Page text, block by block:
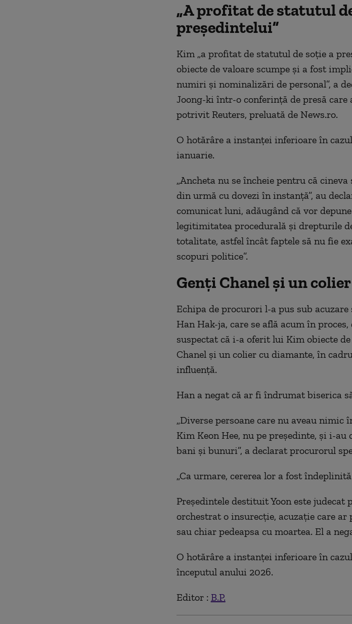
„A profitat de statutul
preşedintelui”
Kim „a profitat de statutul de soţie a
obiecte de valoare scumpe şi a fost
numiri şi nominalizări de personal”, a
Joong-ki într-o conferinţă de presă care
potrivit Reuters, preluată de News.ro.
O hotărâre a instanţei inferioare în
ianuarie.
„Ancheta nu se încheie pentru că
din urmă cu dovezi în instanţă”, au
comunicat luni, adăugând că vor
legitimitatea procedurală şi drepturile
totalitate, astfel încât faptele să nu fie
scopuri politice”.
Genţi Chanel şi un
Echipa de procurori l-a pus sub
Han Hak-ja, care se află acum în
suspectat că i-a oferit lui Kim obiecte
Chanel şi un colier cu diamante, în
influenţă.
Han a negat că ar fi îndrumat biserica
„Diverse persoane care nu aveau
Kim Keon Hee, nu pe preşedinte, şi i-au
bani şi bunuri”, a declarat procurorul
„Ca urmare, cererea lor a fost
Preşedintele destituit Yoon este judecat
orchestrat o insurecţie, acuzaţie care
sau chiar pedeapsa cu moartea. El a
O hotărâre a instanţei inferioare în
începutul anului 2026.
Editor : B.P.